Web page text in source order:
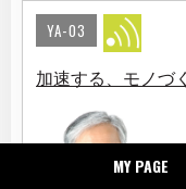
MY PAGE
YA-03
加速する、モノづ